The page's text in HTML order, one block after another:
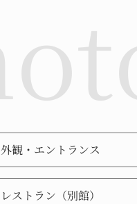
外観・エントランス
レストラン（別館）